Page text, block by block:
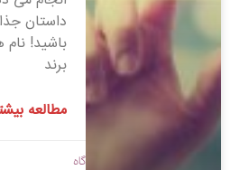
داستان
باشید!
برند
مطالعه
1399/11/04 بدون دیدگاه